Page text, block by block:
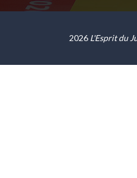
2026 L'Esprit du